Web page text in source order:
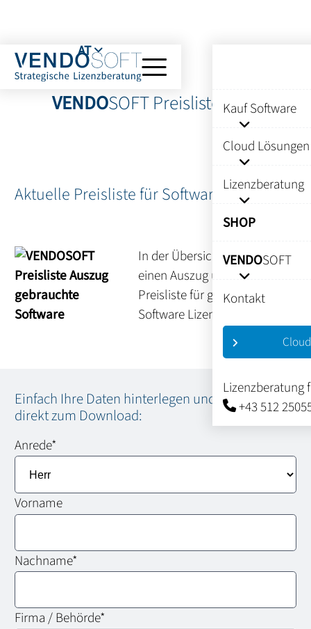
Kauf Software
Cloud Lösungen
Lizenzberatung
SHOP
VENDOSOFT
Kontakt
Lizenzberatung
+43 512
AT
VENDOSOFT Preisliste 2023
Aktuelle Preisliste für Software Lizenzen:
In der Übersicht finden Sie
einen Auszug unserer
Preisliste für gebrauchte
Software Lizenzen.
Einfach Ihre Daten hinterlegen und Sie gelangen
direkt zum Download:
Anrede*
Vorname
Nachname*
Firma / Behörde*